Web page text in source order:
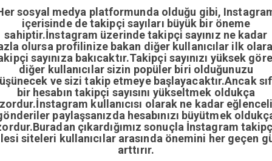
sosyal medya platformunda olduğu gibi,
içerisinde de takipçi sayıları büyük bir öneme
sahiptir.İnstagram üzerinde takipçi sayınız ne kadar
olursa profilinize bakan diğer kullanıcılar ilk
sayınıza bakıcaktır.Takipçi sayınızı yüksek
diğer kullanıcılar sizin popüler biri olduğunuzu
ve sizi takip etmeye başlayacaktır.Ancak
bir hesabın takipçi sayısını yükseltmek oldukça
kullanıcısı olarak ne kadar
paylaşsanızda hesabınızı büyütmek
çıkardığımız sonuçla İnstagram
siteleri kullanıcılar arasında önemini her geçen
arttırır.